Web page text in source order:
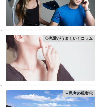
◇恋愛がうまくいくコラム
－思考の現実化